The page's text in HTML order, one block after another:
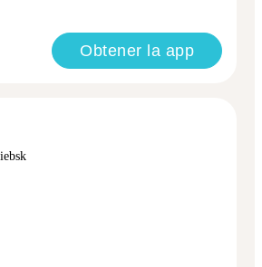
Obtener la app